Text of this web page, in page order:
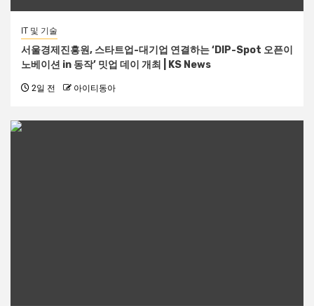
IT 및 기술
서울경제진흥원, 스타트업-대기업 연결하는 ‘DIP-Spot 오픈이
노베이션 in 동작’ 밋업 데이 개최 | KS News
2일 전 아이티동아